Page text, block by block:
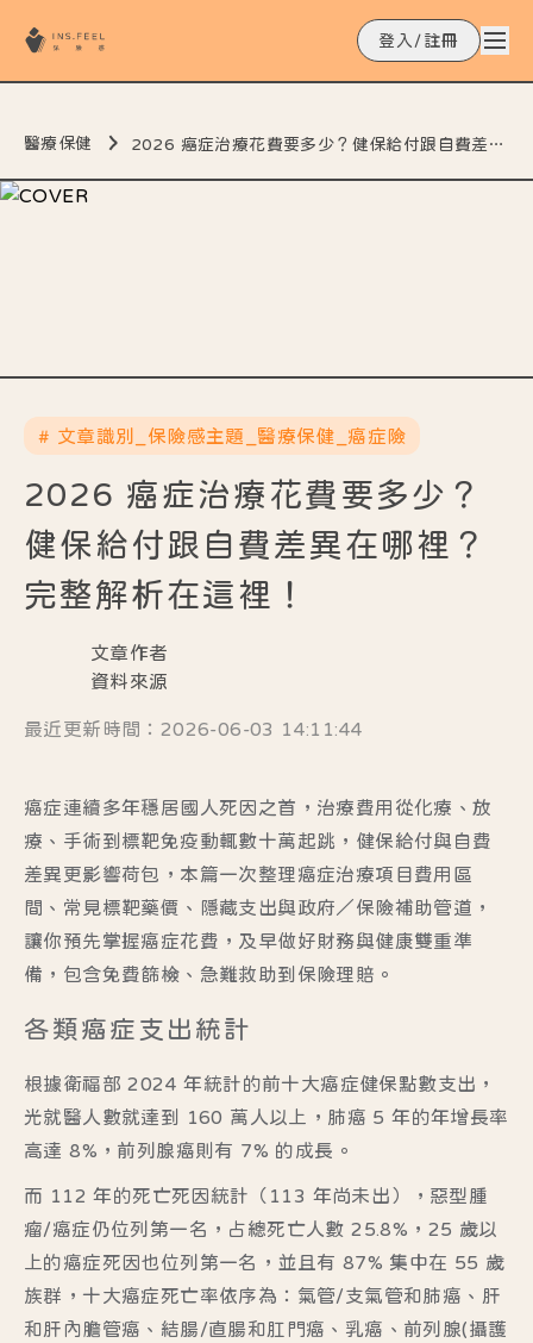
登入/註冊
醫療保健 2026 癌症治療花費要多少？健保給付跟自費差異在哪裡？完整解析在這裡！
# 文章識別_保險感主題_醫療保健_癌症險
2026 癌症治療花費要多少？
健保給付跟自費差異在哪裡？
完整解析在這裡！
文章作者
資料來源
最近更新時間：2026-06-03 14:11:44
癌症連續多年穩居國人死因之首，治療費用從化療、放
療、手術到標靶免疫動輒數十萬起跳，健保給付與自費
差異更影響荷包，本篇一次整理癌症治療項目費用區
間、常見標靶藥價、隱藏支出與政府／保險補助管道，
讓你預先掌握癌症花費，及早做好財務與健康雙重準
備，包含免費篩檢、急難救助到保險理賠。
各類癌症支出統計
根據衛福部 2024 年統計的前十大癌症健保點數支出，
光就醫人數就達到 160 萬人以上，肺癌 5 年的年增長率
高達 8%，前列腺癌則有 7% 的成長。
而 112 年的死亡死因統計（113 年尚未出），惡型腫
瘤/癌症仍位列第一名，占總死亡人數 25.8%，25 歲以
上的癌症死因也位列第一名，並且有 87% 集中在 55 歲
族群，十大癌症死亡率依序為：氣管/支氣管和肺癌、肝
和肝內膽管癌、結腸/直腸和肛門癌、乳癌、前列腺(攝護